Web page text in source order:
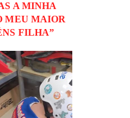
A MINHA
MEU MAIOR
FILHA”